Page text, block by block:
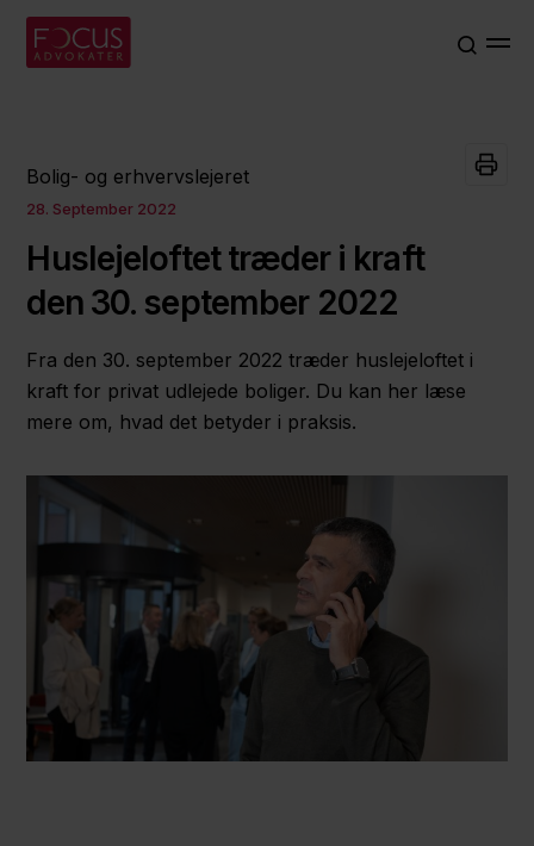
Bolig- og erhvervslejeret
28. September 2022
Huslejeloftet træder i kraft
den 30. september 2022
Fra den 30. september 2022 træder huslejeloftet i
kraft for privat udlejede boliger. Du kan her læse
mere om, hvad det betyder i praksis.